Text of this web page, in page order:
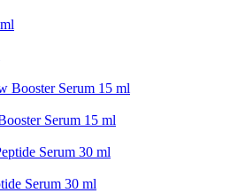
Serum 15 ml
Serum 30 ml